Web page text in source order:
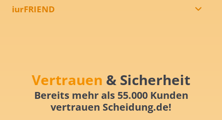
iurFRIEND
Vertrauen & Sicherheit
Bereits mehr als 55.000 Kunden
vertrauen Scheidung.de!